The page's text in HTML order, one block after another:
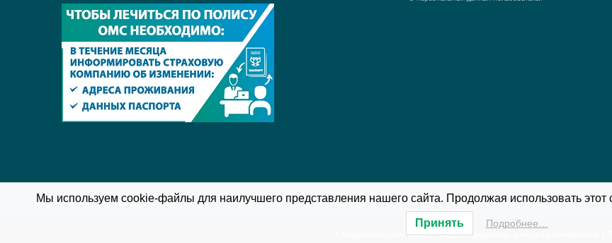
Ставропольский край, город Ставрополь, улица Тухачевского 17Б
Мы используем cookie-файлы для наилучшего представления нашего сайта. Продолжая использовать
Принять Подробнее…